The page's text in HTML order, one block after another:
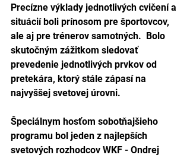
Precízne výklady jednotlivých cvičení a
situácií boli prínosom pre športovcov,
ale aj pre trénerov samotných.  Bolo
skutočným zážitkom sledovať
prevedenie jednotlivých prvkov od
pretekára, ktorý stále zápasí na
najvyššej svetovej úrovni.
Špeciálnym hosťom sobotňajšieho
programu bol jeden z najlepších
svetových rozhodcov WKF - Ondrej